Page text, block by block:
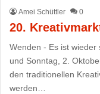
Amei Schüttler 0
20.
Wenden - Es ist wieder
und Sonntag, 2.
den traditionellen
werden…